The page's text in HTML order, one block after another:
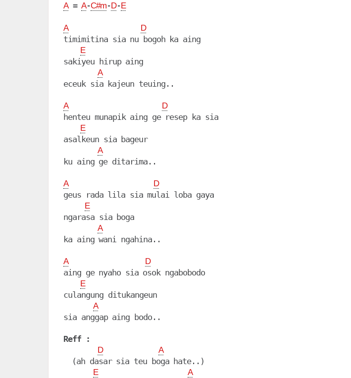
A = A-C#m-D-E
A D
timimitina sia nu bogoh ka aing
E
sakiyeu hirup aing
A
A D
henteu munapik aing ge resep ka sia
E
asalkeun sia bageur
A
ku aing ge ditarima..
A D
geus rada lila sia mulai loba gaya
E
ngarasa sia boga
A
ka aing wani ngahina..
A D
aing ge nyaho sia osok ngabobodo
E
culangung ditukangeun
A
sia anggap aing bodo..
Reff :
D A
  (ah dasar sia teu boga hate..)
E A